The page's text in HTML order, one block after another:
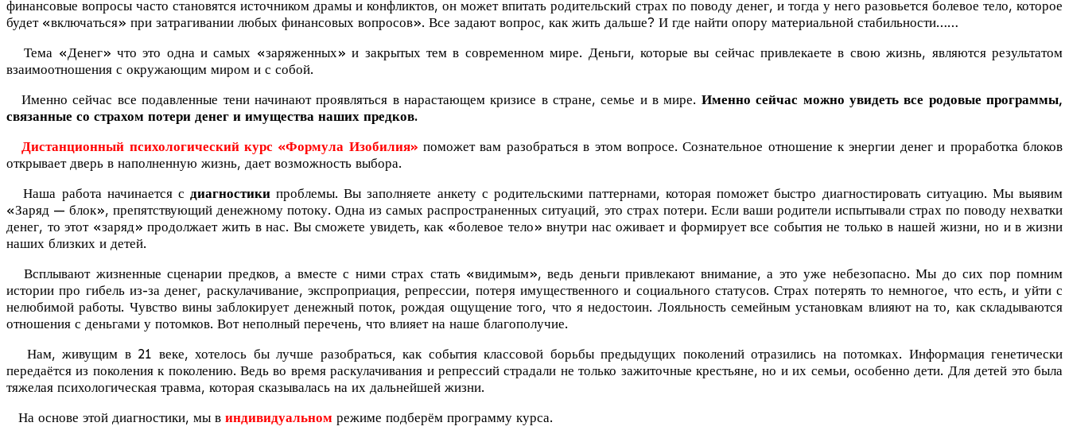
финансовые вопросы часто становятся источником драмы и конфликтов, он может впитать родительский страх по поводу денег, и тогда у него разовьется болевое тело, которое
будет «включаться» при затрагивании любых финансовых вопросов». Все задают вопрос, как жить дальше? И где найти опору материальной стабильности……
Тема «Денег» что это одна и самых «заряженных» и закрытых тем в современном мире. Деньги, которые вы сейчас привлекаете в свою жизнь, являются результатом
взаимоотношения с окружающим миром и с собой.
Именно сейчас все подавленные тени начинают проявляться в нарастающем кризисе в стране, семье и в мире. Именно сейчас можно увидеть все родовые программы,
связанные со страхом потери денег и имущества наших предков.
Дистанционный психологический курс «Формула Изобилия»поможет вам разобраться в этом вопросе. Сознательное отношение к энергии денег и проработка блоков
открывает дверь в наполненную жизнь, дает возможность выбора.
Наша работа начинается с диагностики проблемы. Вы заполняете анкету с родительскими паттернами, которая поможет быстро диагностировать ситуацию. Мы выявим
«Заряд — блок», препятствующий денежному потоку. Одна из самых распространенных ситуаций, это страх потери. Если ваши родители испытывали страх по поводу нехватки
денег, то этот «заряд» продолжает жить в нас. Вы сможете увидеть, как «болевое тело» внутри нас оживает и формирует все события не только в нашей жизни, но и в жизни
наших близких и детей.
Всплывают жизненные сценарии предков, а вместе с ними страх стать «видимым», ведь деньги привлекают внимание, а это уже небезопасно. Мы до сих пор помним
истории про гибель из-за денег, раскулачивание, экспроприация, репрессии, потеря имущественного и социального статусов. Страх потерять то немногое, что есть, и уйти с
нелюбимой работы. Чувство вины заблокирует денежный поток, рождая ощущение того, что я недостоин. Лояльность семейным установкам влияют на то, как складываются
отношения с деньгами у потомков. Вот неполный перечень, что влияет на наше благополучие.
Нам, живущим в 21 веке, хотелось бы лучше разобраться, как события классовой борьбы предыдущих поколений отразились на потомках. Информация генетически
передаётся из поколения к поколению. Ведь во время раскулачивания и репрессий страдали не только зажиточные крестьяне, но и их семьи, особенно дети. Для детей это была
тяжелая психологическая травма, которая сказывалась на их дальнейшей жизни.
На основе этой диагностики, мы в индивидуальном режиме подберём программу курса.